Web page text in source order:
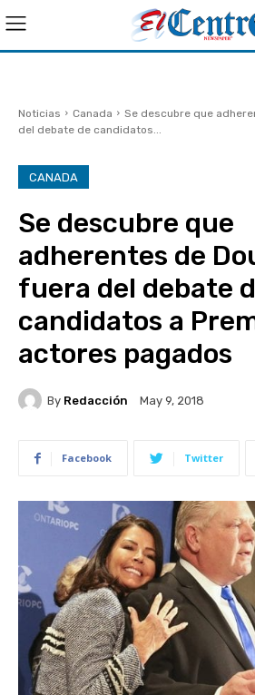
Noticias Canada
Se descubre que
del debate de candidatos...
CANADA
Se descubre que
adherentes de
fuera del debate
candidatos a
actores pagados
By Redacción May 9, 2018
Facebook Twitter